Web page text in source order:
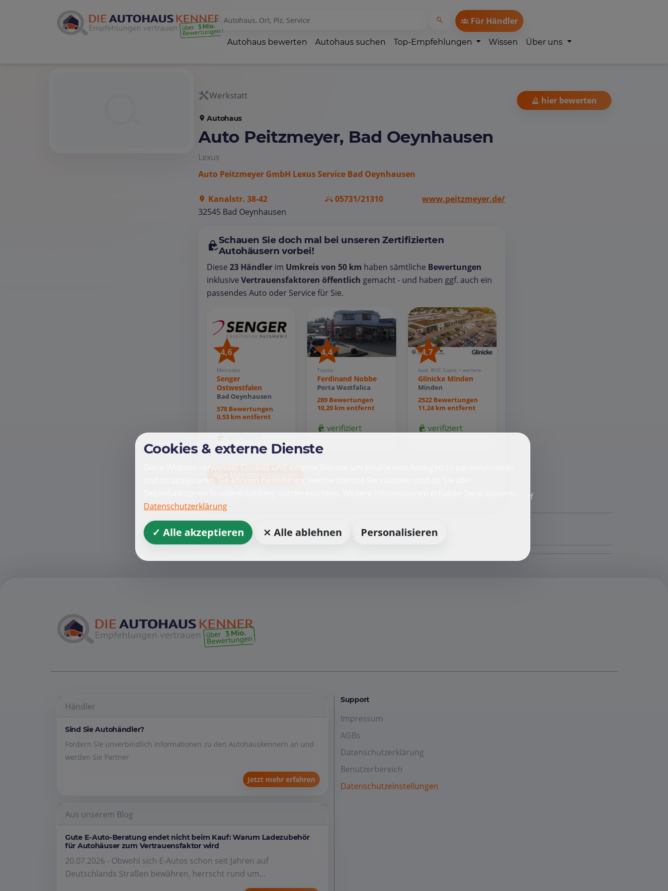
Für Händler
Autohaus bewerten Autohaus suchen Top-Empfehlungen Wissen Über uns
Werkstatt
Autohaus
Auto Peitzmeyer, Bad Oeynhausen
Lexus
Auto Peitzmeyer GmbH Lexus Service Bad Oeynhausen
Kanalstr. 38-42
32545 Bad Oeynhausen
05731/21310 www.peitzmeyer.de/
Schauen Sie doch mal bei unseren Zertifizierten
Autohäusern vorbei!
Diese 23 Händler im Umkreis von 50 km haben sämtliche Bewertungen
inklusive Vertrauensfaktoren öffentlich gemacht - und haben ggf. auch ein
passendes Auto oder Service für Sie.
4,6
Mercedes
Senger
Ostwestfalen
Bad Oeynhausen
578 Bewertungen
0,53 km entfernt
4,4
Toyota
Ferdinand Nobbe
Porta Westfalica
289 Bewertungen
10,20 km entfernt
verifiziert
4,7
Audi, BYD, Cupra + weitere
Glinicke Minden
Minden
2522 Bewertungen
11,24 km entfernt
verifiziert
Alle Händer anzeigen
hier bewerten
Händler
Sind Sie Autohändler?
Fordern Sie unverbindlich Informationen zu den Autohauskennern an und
werden Sie Partner
Jetzt mehr erfahren
Aus unserem Blog
Gute E-Auto-Beratung endet nicht beim Kauf: Warum Ladezubehör
für Autohäuser zum Vertrauensfaktor wird
20.07.2026 - Obwohl sich E-Autos schon seit Jahren auf
Deutschlands Straßen bewähren, herrscht rund um...
Support
Impressum
AGBs
Datenschutzerklärung
Benutzerbereich
Datenschutzeinstellungen
Cookies & externe Dienste
Diese Website verwendet Cookies und externe Dienste um Inhalte und Anzeigen zu personalisieren
und zu analysieren. Sie können bestimmen, welche Dienste Sie zulassen und ob Sie alle
Datenschutzerklärung
✓ Alle akzeptieren ⨯ Alle ablehnen Personalisieren
f